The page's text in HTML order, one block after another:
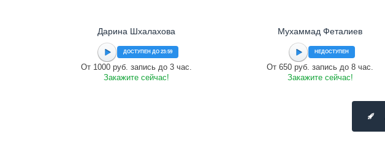
Дарина Шхалахова
ДОСТУПЕН ДО 23:59
От 1000 руб. запись до 3 час.
Закажите сейчас!
Мухаммад Феталиев
НЕДОСТУПЕН
От 650 руб. запись до 8 час.
Закажите сейчас!